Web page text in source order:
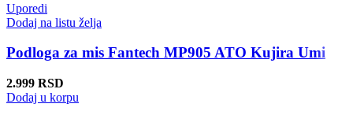
Uporedi
Dodaj na listu želja
Podloga za mis Fantech MP905 ATO Kujira Umi
2.999 RSD
Dodaj u korpu